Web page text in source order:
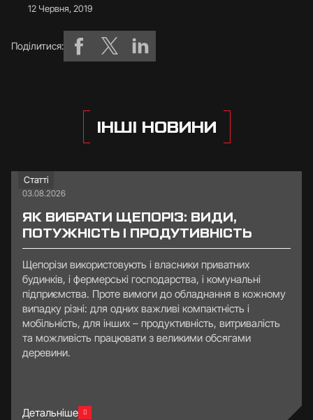
12 Червня, 2019
Поділитися:
ІНШІ НОВИНИ
Статті
03.08.2026
ЯК ВИБРАТИ ЩЕПОРІЗ: ВИДИ,
ПОТУЖНІСТЬ І ПРОДУТИВНІСТЬ
Щепорізи використовують і власники приватних
будинків, і фермерські господарства, і комунальні
підприємства. Проте вимоги до обладнання в кожному
випадку різні: для одних важливі компактність і
мобільність, для інших – продуктивність, витривалість
та можливість працювати з великими обсягами
деревини.
Детальніше